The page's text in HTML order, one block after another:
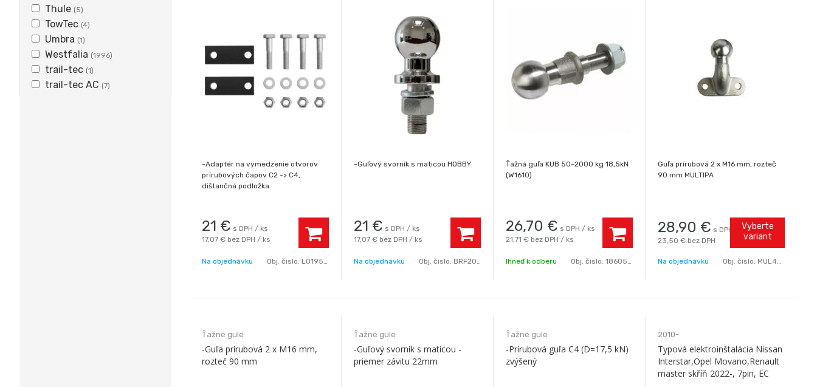
Thule (5)
TowTec (4)
Umbra (1)
Westfalia (1996)
trail-tec (1)
trail-tec AC (7)
-Adaptér na vymedzenie otvorov
prírubových čapov C2 -> C4,
dištančná podložka
21 € s DPH / ks
17,07 € bez DPH / ks
Na objednávku Obj. čislo: L019554
-Guľový svorník s maticou HOBBY
21 € s DPH / ks
17,07 € bez DPH / ks
Na objednávku Obj. čislo: BRF2015
Ťažná guľa KUB 50-2000 kg 18,5kN
(W1610)
26,70 € s DPH / ks
21,71 € bez DPH / ks
Ihneď k odberu Obj. čislo: 1860520
Guľa prírubová 2 x M16 mm, rozteč
90 mm MULTIPA
28,90 € s DPH
23,50 € bez DPH
Vyberte
variant
Na objednávku Obj. čislo: MUL46535
Ťažné gule
-Guľa prírubová 2 x M16 mm,
rozteč 90 mm
Ťažné gule
-Guľový svorník s maticou -
priemer závitu 22mm
Ťažné gule
-Prírubová guľa C4 (D=17,5 kN)
zvýšený
2010-
Typová elektroinštalácia Nissan
Interstar,Opel Movano,Renault
master skříň 2022-, 7pin, EC